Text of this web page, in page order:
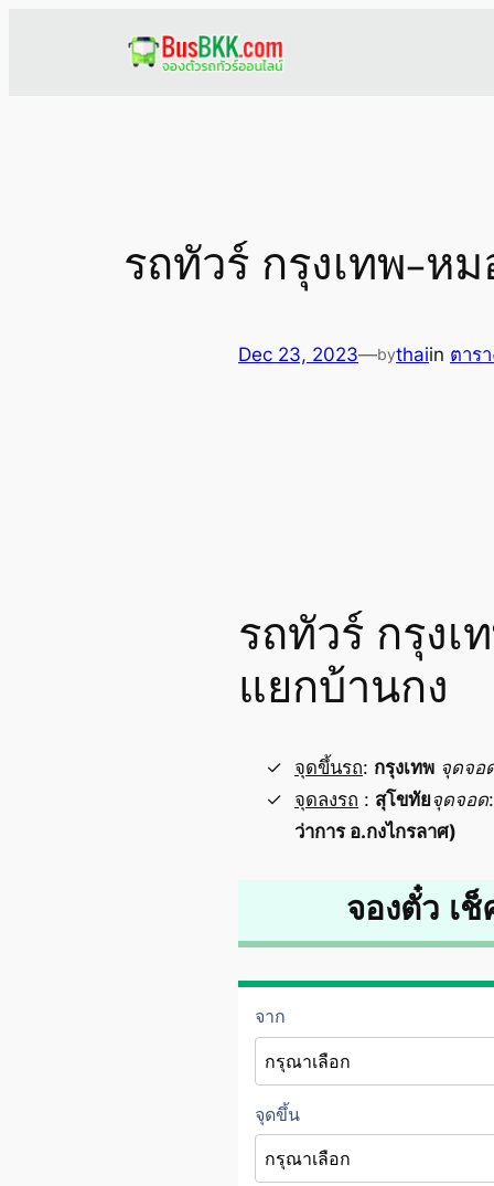
รถทัวร์ กรุงเทพ-ห
Dec 23, 2023—bythaiin ตาร
รถทัวร์ กรุง
แยกบ้านกง
จุดขึ้นรถ: กรุงเทพ จุดจอ
จุดลงรถ : สุโขทัย จุดจอด:
ว่าการ อ.กงไกรลาศ)
จองตั๋ว เ